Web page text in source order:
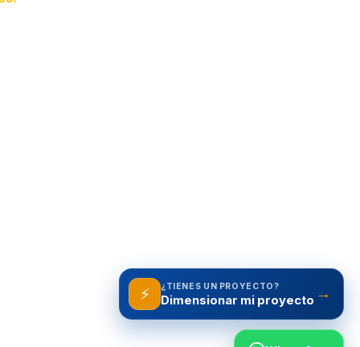
⚡ ¿TIENES UN PROYECTO? →